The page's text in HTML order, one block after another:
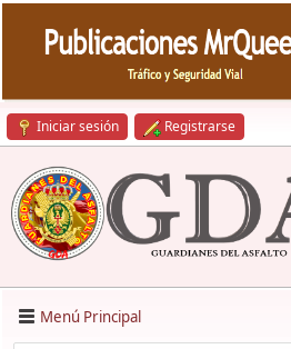
Iniciar sesión Registrarse
Menú Principal